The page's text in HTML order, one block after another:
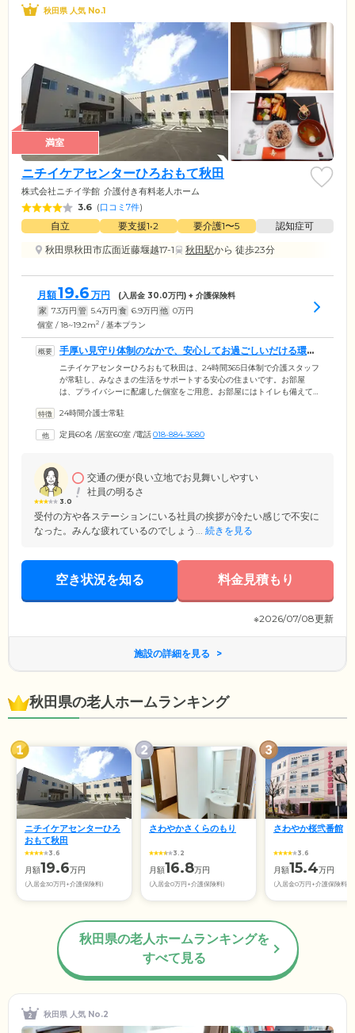
秋田県 人気 No.1
満室
ニチイケアセンターひろおもて秋田
株式会社ニチイ学館 介護付き有料老人ホーム
3.6 (口コミ7件)
自立 要支援1•2 要介護1〜5
認知症可
秋田県秋田市広面近藤堰越17-1
秋田駅から 徒歩23分
月額19.6 万円 (入居金 30.0万円) + 介護保険料
家 7.3万円 管 5.4万円 食 6.9万円 他 0万円
個室 / 18~19.2m2 / 基本プラン
手厚い見守り体制のなかで、安心してお過ごしいだける環境
です
ニチイケアセンターひろおもて秋田は、24時間365日体制で介護スタッフ
が常駐し、みなさまの生活をサポートする安心の住まいです。お部屋
は、プライバシーに配慮した個室をご用意。お部屋にはトイレも備えて
スペースである食堂は、ご入居のみなさまの憩いの場。おしゃべりや趣
槽も設置しており、お体の状態に合わせて快適に清潔を保つことが可能
過ごしください。
24時間介護士常駐
定員60名 /居室60室 /電話018-884-3680
3.0
交通の便が良い立地でお見舞いしやすい
社員の明るさ
受付の方や各ステーションにいる社員の挨拶が冷たい感じで不安に
なった。みんな疲れているのでしょう... 続きを見る
空き状況を知る 料金見積もり
※2026/07/08更新
施設の詳細を見る
秋田県の老人ホームランキング
ニチイケアセンターひろ
おもて秋田
3.6
月額19.6万円
(入居金30万円+介護保険料)
さわやかさくらのもり
3.2
月額16.8万円
(入居金0万円+介護保険料)
さわやか桜弐番館
3.6
月額15.4万円
(入居金0万円+介護保険料)
秋田県の老人ホームランキングを
すべて見る
秋田県 人気 No.2